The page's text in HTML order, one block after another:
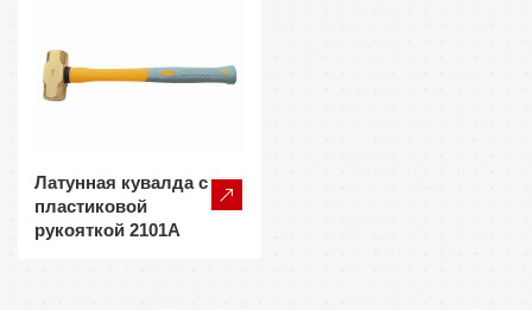
Латунная кувалда с
пластиковой
рукояткой 2101A